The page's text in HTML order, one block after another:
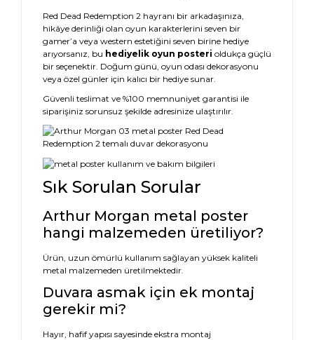
Red Dead Redemption 2 hayranı bir arkadaşınıza,
hikâye derinliği olan oyun karakterlerini seven bir
gamer’a veya western estetiğini seven birine hediye
arıyorsanız, bu hediyelik oyun posteri oldukça güçlü
bir seçenektir. Doğum günü, oyun odası dekorasyonu
veya özel günler için kalıcı bir hediye sunar.
Güvenli teslimat ve %100 memnuniyet garantisi ile
siparişiniz sorunsuz şekilde adresinize ulaştırılır.
Sık Sorulan Sorular
Arthur Morgan metal poster
hangi malzemeden üretiliyor?
Ürün, uzun ömürlü kullanım sağlayan yüksek kaliteli
metal malzemeden üretilmektedir.
Duvara asmak için ek montaj
gerekir mi?
Hayır, hafif yapısı sayesinde ekstra montaj